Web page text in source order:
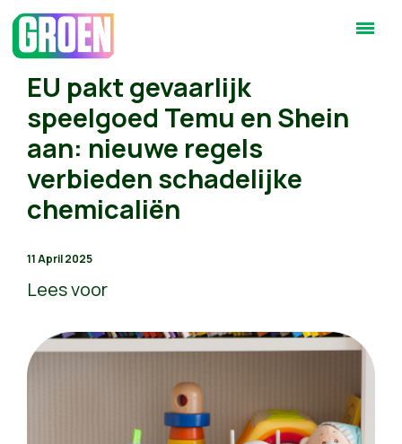
EU pakt gevaarlijk
speelgoed Temu en Shein
aan: nieuwe regels
verbieden schadelijke
chemicaliën
11 April 2025
Lees voor